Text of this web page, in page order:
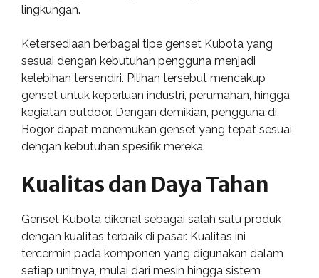
lingkungan.
Ketersediaan berbagai tipe genset Kubota yang
sesuai dengan kebutuhan pengguna menjadi
kelebihan tersendiri. Pilihan tersebut mencakup
genset untuk keperluan industri, perumahan, hingga
kegiatan outdoor. Dengan demikian, pengguna di
Bogor dapat menemukan genset yang tepat sesuai
dengan kebutuhan spesifik mereka.
Kualitas dan Daya Tahan
Genset Kubota dikenal sebagai salah satu produk
dengan kualitas terbaik di pasar. Kualitas ini
tercermin pada komponen yang digunakan dalam
setiap unitnya, mulai dari mesin hingga sistem